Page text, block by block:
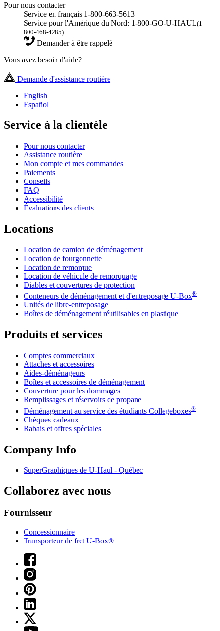
Pour nous contacter
Service en français 1-800-663-5613
Service pour l'Amérique du Nord: 1-800-GO-U-HAUL(1-
800-468-4285)
Demander à être rappelé
Vous avez besoin d'aide?
Demande d'assistance routière
English
Español
Service à la clientèle
Pour nous contacter
Assistance routière
Mon compte et mes commandes
Paiements
Conseils
FAQ
Accessibilité
Évaluations des clients
Locations
Location de camion de déménagement
Location de fourgonnette
Location de remorque
Location de véhicule de remorquage
Diables et couvertures de protection
Conteneurs de déménagement et d'entreposage U-Box®
Unités de libre-entreposage
Boîtes de déménagement réutilisables en plastique
Produits et services
Comptes commerciaux
Attaches et accessoires
Aides-déménageurs
Boîtes et accessoires de déménagement
Couverture pour les dommages
Remplissages et réservoirs de propane
Déménagement au service des étudiants Collegeboxes®
Chèques-cadeaux
Rabais et offres spéciales
Company Info
SuperGraphiques de U-Haul - Québec
Collaborez avec nous
Fournisseur
Concessionnaire
Transporteur de fret U-Box®